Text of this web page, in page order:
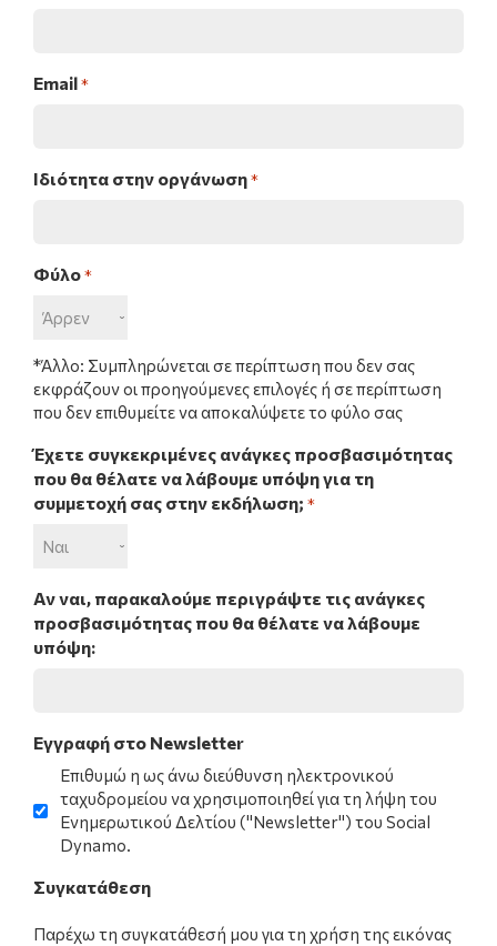
Email *
Ιδιότητα στην οργάνωση *
Φύλο *
*Άλλο: Συμπληρώνεται σε περίπτωση που δεν σας
εκφράζουν οι προηγούμενες επιλογές ή σε περίπτωση
που δεν επιθυμείτε να αποκαλύψετε το φύλο σας
Έχετε συγκεκριμένες ανάγκες προσβασιμότητας
που θα θέλατε να λάβουμε υπόψη για τη
συμμετοχή σας στην εκδήλωση; *
Αν ναι, παρακαλούμε περιγράψτε τις ανάγκες
προσβασιμότητας που θα θέλατε να λάβουμε
υπόψη:
Εγγραφή στο Newsletter
Επιθυμώ η ως άνω διεύθυνση ηλεκτρονικού
ταχυδρομείου να χρησιμοποιηθεί για τη λήψη του
Ενημερωτικού Δελτίου ("Νewsletter") του Social
Dynamo.
Συγκατάθεση
Παρέχω τη συγκατάθεσή μου για τη χρήση της εικόνας